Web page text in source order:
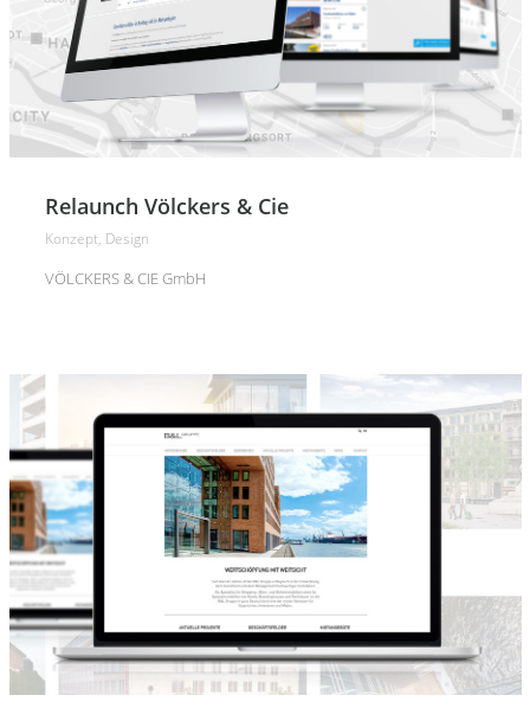
Relaunch Völckers & Cie
Konzept, Design
VÖLCKERS & CIE GmbH